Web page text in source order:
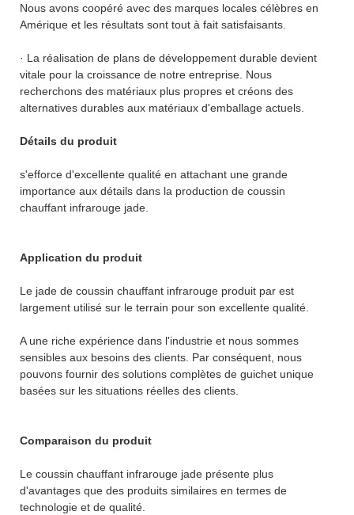
Nous avons coopéré avec des marques locales célèbres en
Amérique et les résultats sont tout à fait satisfaisants.
· La réalisation de plans de développement durable devient
vitale pour la croissance de notre entreprise. Nous
recherchons des matériaux plus propres et créons des
alternatives durables aux matériaux d'emballage actuels.
Détails du produit
s'efforce d'excellente qualité en attachant une grande
importance aux détails dans la production de coussin
chauffant infrarouge jade.
Application du produit
Le jade de coussin chauffant infrarouge produit par est
largement utilisé sur le terrain pour son excellente qualité.
A une riche expérience dans l'industrie et nous sommes
sensibles aux besoins des clients. Par conséquent, nous
pouvons fournir des solutions complètes de guichet unique
basées sur les situations réelles des clients.
Comparaison du produit
Le coussin chauffant infrarouge jade présente plus
d'avantages que des produits similaires en termes de
technologie et de qualité.